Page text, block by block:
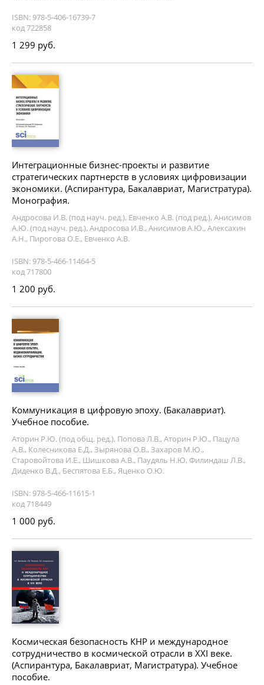
ISBN: 978-5-406-16739-7
код 722858
1 299 руб.
Интеграционные бизнес-проекты и развитие
стратегических партнерств в условиях цифровизации
экономики. (Аспирантура, Бакалавриат, Магистратура).
Монография.
Андросова И.В. (под науч. ред.), Евченко А.В. (под ред.), Анисимов
А.Ю. (под науч. ред.), Андросова И.В., Анисимов А.Ю., Алексахин
А.Н., Пирогова О.Е., Евченко А.В.
ISBN: 978-5-466-11464-5
код 717800
1 200 руб.
Коммуникация в цифровую эпоху. (Бакалавриат).
Учебное пособие.
Аторин Р.Ю. (под общ. ред.), Попова Л.В., Аторин Р.Ю., Пацула
А.В., Колесникова Е.Д., Зырянова О.В., Захаров М.Ю.,
Старовойтова И.Е., Шишкова А.В., Паудяль Н.Ю, Филиндаш Л.В.,
Диденко В.Д., Беспятова Е.Б., Яценко О.Ю.
ISBN: 978-5-466-11615-1
код 718449
1 000 руб.
Космическая безопасность КНР и международное
сотрудничество в космической отрасли в XXI веке.
(Аспирантура, Бакалавриат, Магистратура). Учебное
пособие.